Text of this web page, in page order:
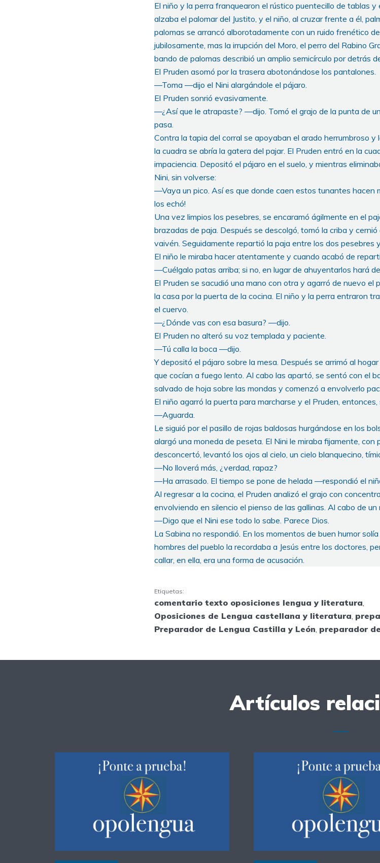
El niño y la perra franquearon el rústico puentecillo de tablas y
alzaba el palomar del Justito, y el niño, al cruzar frente a él,
palomas se arrancó alborotadamente con un ruido frenético
jubilosamente, mas la irrupción del Moro, el perro del Rabino
bando de palomas describió un amplio semicírculo por detrás
El Pruden asomó por la trasera abotonándose los pantalones.
—Toma —dijo el Nini alargándole el pájaro.
El Pruden sonrió evasivamente.
—¿Así que le atrapaste? —dijo. Tomó el grajo de la punta de
pasa.
Contra la tapia del corral se apoyaban el arado herrumbroso
la cuadra se abría la gatera del pajar. El Pruden entró en la
impaciencia. Depositó el pájaro en el suelo, y mientras
Nini, sin volverse:
—Vaya un pico. Así es que donde caen estos tunantes hacen
los echó!
Una vez limpios los pesebres, se encaramó ágilmente en el
brazadas de paja. Después se descolgó, tomó la criba y
vaivén. Seguidamente repartió la paja entre los dos pesebres
El niño le miraba hacer atentamente y cuando acabó de
—Cuélgalo patas arriba; si no, en lugar de ahuyentarlos hará
El Pruden se sacudió una mano con otra y agarró de nuevo el
la casa por la puerta de la cocina. El niño y la perra entraron
el cuervo.
—¿Dónde vas con esa basura? —dijo.
El Pruden no alteró su voz templada y paciente.
—Tú calla la boca —dijo.
Y depositó el pájaro sobre la mesa. Después se arrimó al
que cocían a fuego lento. Al cabo las apartó, se sentó con el
salvado de hoja sobre las mondas y comenzó a envolverlo
El niño agarró la puerta para marcharse y el Pruden, entonces,
—Aguarda.
Le siguió por el pasillo de rojas baldosas hurgándose en los
alargó una moneda de peseta. El Nini le miraba fijamente, con
desconcertó, levantó los ojos al cielo, un cielo blanquecino,
—No lloverá más, ¿verdad, rapaz?
—Ha arrasado. El tiempo se pone de helada —respondió el
Al regresar a la cocina, el Pruden analizó el grajo con
envolviendo en silencio el pienso de las gallinas. Al cabo de
—Digo que el Nini ese todo lo sabe. Parece Dios.
La Sabina no respondió. En los momentos de buen humor
hombres del pueblo la recordaba a Jesús entre los doctores,
callar, en ella, era una forma de acusación.
Etiquetas:
comentario texto oposiciones lengua y literatura
Oposiciones de Lengua castellana y literatura
Preparador de Lengua Castilla y León preparador
Artículos